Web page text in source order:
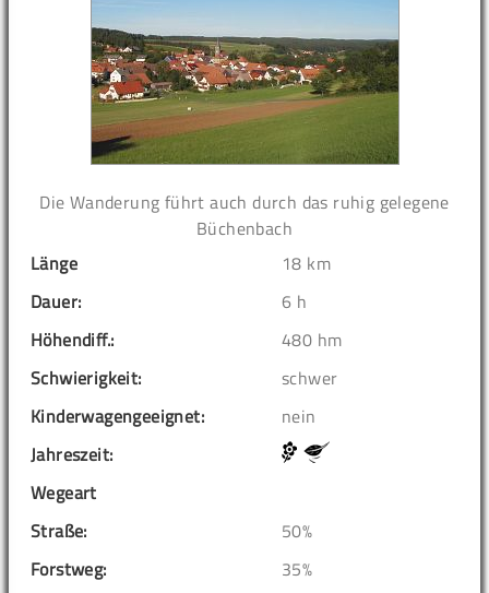
Die Wanderung führt auch durch das ruhig gelegene
Büchenbach
Länge
18 km
Dauer:
6 h
Höhendiff.:
480 hm
Schwierigkeit:
schwer
Kinderwagengeeignet:
nein
Jahreszeit:
Wegeart
Straße:
50%
Forstweg:
35%